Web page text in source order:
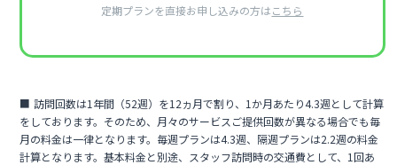
定期プランを直接お申し込みの方はこちら
訪問回数は1年間（52週）を12ヵ月で割り、1か月あたり4.3週として計算
をしております。そのため、月々のサービスご提供回数が異なる場合でも毎
月の料金は一律となります。毎週プランは4.3週、隔週プランは2.2週の料金
計算となります。基本料金と別途、スタッフ訪問時の交通費として、1回あ